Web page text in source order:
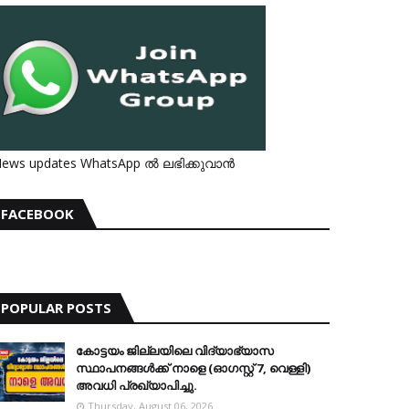
updates WhatsApp ൽ ലഭിക്കുവാൻ
FACEBOOK
POPULAR POSTS
കോട്ടയം ജില്ലയിലെ വിദ്യാഭ്യാസ
സ്ഥാപനങ്ങള്‍ക്ക് നാളെ (ഓഗസ്റ്റ് 7, വെള്ളി)
അവധി പ്രഖ്യാപിച്ചു.
Thursday, August 06, 2026